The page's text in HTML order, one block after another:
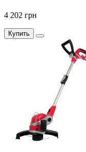
4 202 грн
Купить